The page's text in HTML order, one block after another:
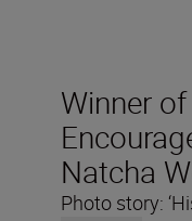
Winner
Natcha
Photo story: